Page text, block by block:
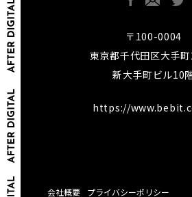
〒100-0004
東京都千代田区大手
新大手町ビル10
https://
会社概要 プライバシーポリシー